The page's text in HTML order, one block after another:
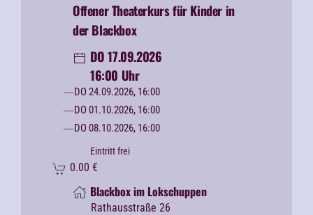
Offener Theaterkurs für Kinder in
der Blackbox
DO 17.09.2026
16:00 Uhr
DO 24.09.2026, 16:00
DO 01.10.2026, 16:00
DO 08.10.2026, 16:00
Eintritt frei
0.00 €
Blackbox im Lokschuppen
Rathausstraße 26